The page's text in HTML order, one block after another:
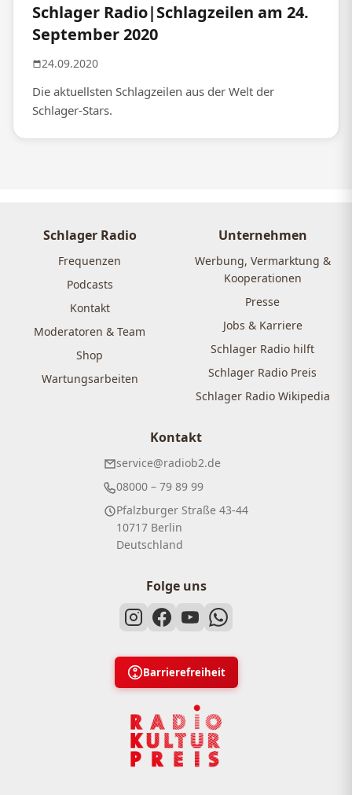
Schlager Radio|Schlagzeilen am 24.
September 2020
24.09.2020
Die aktuellsten Schlagzeilen aus der Welt der
Schlager-Stars.
Schlager Radio
Frequenzen
Podcasts
Kontakt
Moderatoren & Team
Shop
Wartungsarbeiten
Unternehmen
Werbung, Vermarktung &
Kooperationen
Presse
Jobs & Karriere
Schlager Radio hilft
Schlager Radio Preis
Schlager Radio Wikipedia
Kontakt
service@radiob2.de
08000 – 79 89 99
Pfalzburger Straße 43-44
10717 Berlin
Deutschland
Folge uns
Barrierefreiheit